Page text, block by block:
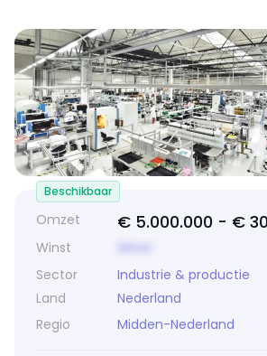
Omzet € 5.000.000 - €
Winst
Sector
Industrie & productie
Land
Nederland
Regio
Midden-Nederland
Beschikbaar